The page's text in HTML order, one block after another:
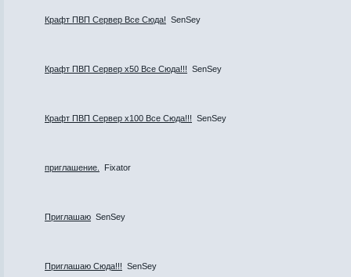
Крафт ПВП Сервер Все Сюда! SenSey
Крафт ПВП Сервер х50 Все Сюда!!! SenSey
Крафт ПВП Сервер х100 Все Сюда!!! SenSey
приглашение. Fixator
Приглашаю SenSey
Приглашаю Сюда!!! SenSey